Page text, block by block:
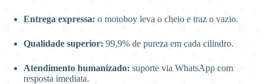
Entrega expressa: o motoboy leva o cheio e traz o vazio.
Qualidade superior: 99,9% de pureza em cada cilindro.
Atendimento humanizado: suporte via WhatsApp com
resposta imediata.